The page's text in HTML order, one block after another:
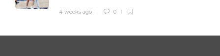
4 weeks ago 0